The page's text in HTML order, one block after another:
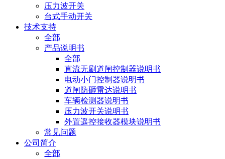
压力波开关
台式手动开关
技术支持
全部
产品说明书
全部
直流无刷道闸控制器说明书
电动小门控制器说明书
道闸防砸雷达说明书
车辆检测器说明书
压力波开关说明书
外置遥控接收器模块说明书
常见问题
公司简介
全部